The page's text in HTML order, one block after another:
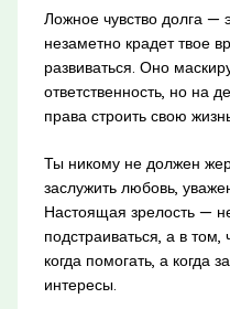
Ложное чувство долга —
незаметно крадет твое
развиваться. Оно
ответственность, но на
права строить свою
Ты никому не должен
заслужить любовь,
Настоящая зрелость —
подстраиваться, а в
когда помогать, а когда
интересы.